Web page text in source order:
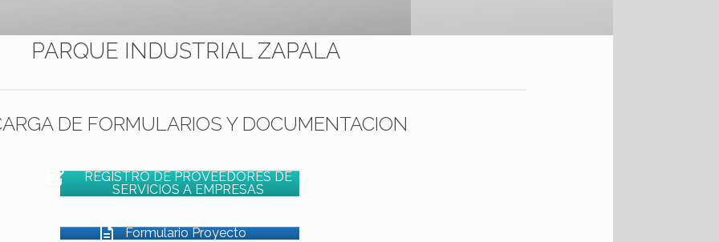
PARQUE INDUSTRIAL ZAPALA
DE FORMULARIOS Y DOCUMENTACION
REGISTRO DE PROVEEDORES DE
SERVICIOS A EMPRESAS
Formulario Proyecto